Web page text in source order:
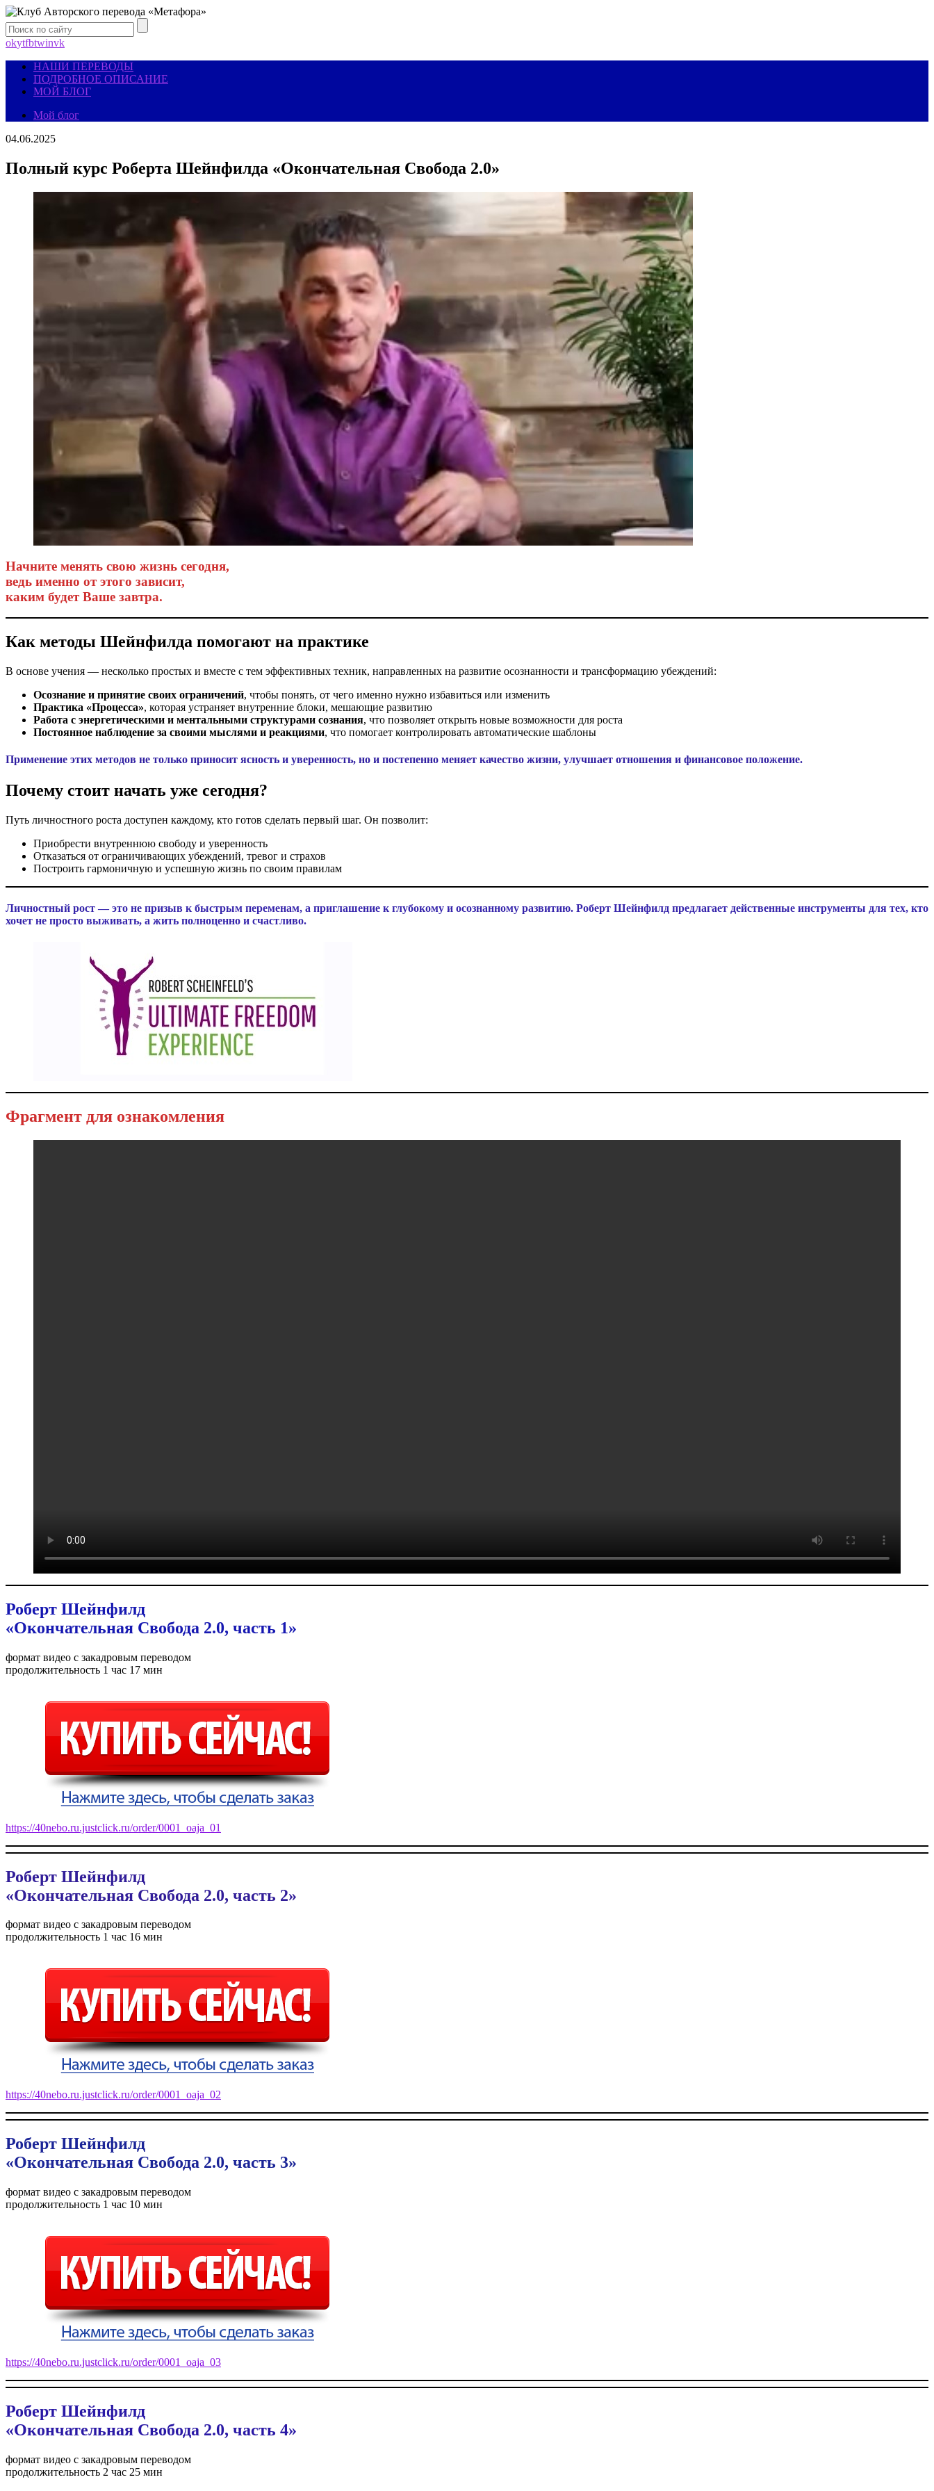
okytfbtwinvk
НАШИ ПЕРЕВОДЫ
ПОДРОБНОЕ ОПИСАНИЕ
МОЙ БЛОГ
Мой блог
04.06.2025
Полный курс Роберта Шейнфилда «Окончательная Свобода 2.0»
Начните менять свою жизнь сегодня,
ведь именно от этого зависит,
каким будет Ваше завтра.
Как методы Шейнфилда помогают на практике
В основе учения — несколько простых и вместе с тем эффективных техник, направленных на развитие осознанности и трансформацию убеждений:
Осознание и принятие своих ограничений, чтобы понять, от чего именно нужно избавиться или изменить
Практика «Процесса», которая устраняет внутренние блоки, мешающие развитию
Работа с энергетическими и ментальными структурами сознания, что позволяет открыть новые возможности для роста
Постоянное наблюдение за своими мыслями и реакциями, что помогает контролировать автоматические шаблоны
Применение этих методов не только приносит ясность и уверенность, но и постепенно меняет качество жизни, улучшает отношения и финансовое положение.
Почему стоит начать уже сегодня?
Путь личностного роста доступен каждому, кто готов сделать первый шаг. Он позволит:
Приобрести внутреннюю свободу и уверенность
Отказаться от ограничивающих убеждений, тревог и страхов
Построить гармоничную и успешную жизнь по своим правилам
Личностный рост — это не призыв к быстрым переменам, а приглашение к глубокому и осознанному развитию. Роберт Шейнфилд предлагает действенные инструменты для тех, кто
хочет не просто выживать, а жить полноценно и счастливо.
Фрагмент для ознакомления
Роберт Шейнфилд
«Окончательная Свобода 2.0, часть 1»
формат видео с закадровым переводом
продолжительность 1 час 17 мин
https://40nebo.ru.justclick.ru/order/0001_oaja_01
Роберт Шейнфилд
«Окончательная Свобода 2.0, часть 2»
формат видео с закадровым переводом
продолжительность 1 час 16 мин
https://40nebo.ru.justclick.ru/order/0001_oaja_02
Роберт Шейнфилд
«Окончательная Свобода 2.0, часть 3»
формат видео с закадровым переводом
продолжительность 1 час 10 мин
https://40nebo.ru.justclick.ru/order/0001_oaja_03
Роберт Шейнфилд
«Окончательная Свобода 2.0, часть 4»
формат видео с закадровым переводом
продолжительность 2 час 25 мин